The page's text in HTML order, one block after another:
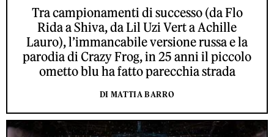
Tra campionamenti di successo (da Flo
Rida a Shiva, da Lil Uzi Vert a Achille
Lauro), l’immancabile versione russa e la
parodia di Crazy Frog, in 25 anni il piccolo
ometto blu ha fatto parecchia strada
DI MATTIA BARRO